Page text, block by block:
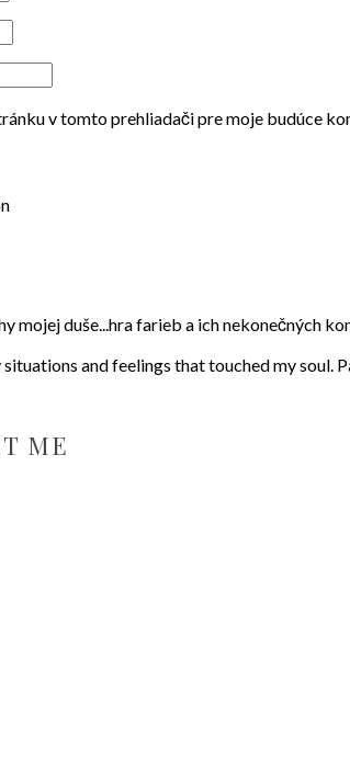
v tomto prehliadači pre moje budúce
mojej duše...hra farieb a ich nekonečných
and feelings that touched my
ME